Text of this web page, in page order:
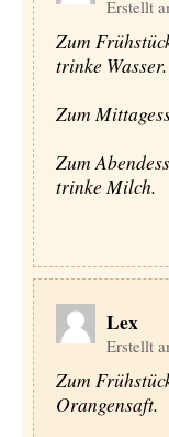
Erstellt
Zum
trinke Wasser.
Zum
Zum
trinke Milch.
Lex
Erstellt
Zum
Orangensaft.